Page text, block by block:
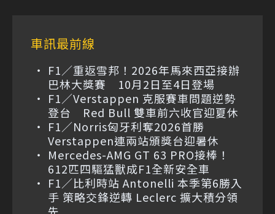
車訊最前線
F1／重返雪邦！2026年馬來西亞接辦
巴林大獎賽 10月2日至4日登場
F1／Verstappen 克服賽車問題逆勢
登台 Red Bull 雙車前六收官迎夏休
F1／Norris匈牙利奪2026首勝
Verstappen連兩站頒獎台迎暑休
Mercedes-AMG GT 63 PRO接棒！
612匹四驅猛獸成F1全新安全車
F1／比利時站 Antonelli 本季第6勝入
手 策略交鋒逆轉 Leclerc 擴大積分領